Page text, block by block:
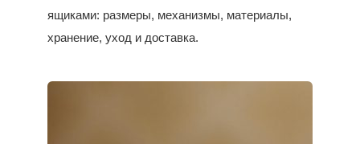
ящиками: размеры, механизмы, материалы,
хранение, уход и доставка.